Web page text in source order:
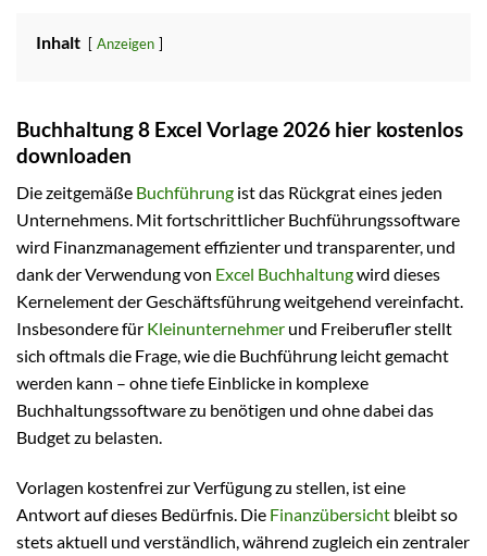
Inhalt Anzeigen
Buchhaltung 8 Excel Vorlage 2026 hier kostenlos
downloaden
Die zeitgemäße Buchführung ist das Rückgrat eines jeden
Unternehmens. Mit fortschrittlicher Buchführungssoftware
wird Finanzmanagement effizienter und transparenter, und
dank der Verwendung von Excel Buchhaltungwird dieses
Kernelement der Geschäftsführung weitgehend vereinfacht.
Insbesondere für Kleinunternehmer und Freiberufler stellt
sich oftmals die Frage, wie die Buchführung leicht gemacht
werden kann – ohne tiefe Einblicke in komplexe
Buchhaltungssoftware zu benötigen und ohne dabei das
Budget zu belasten.
Vorlagen kostenfrei zur Verfügung zu stellen, ist eine
Antwort auf dieses Bedürfnis. Die Finanzübersicht bleibt so
stets aktuell und verständlich, während zugleich ein zentraler